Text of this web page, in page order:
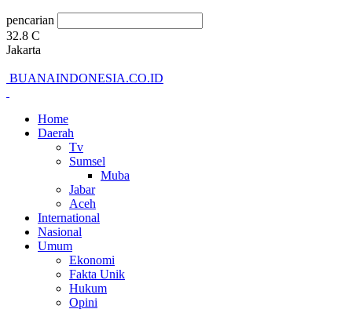
pencarian
32.8 C
Jakarta
BUANAINDONESIA.CO.ID
Home
Daerah
Tv
Sumsel
Muba
Jabar
Aceh
International
Nasional
Umum
Ekonomi
Fakta Unik
Hukum
Opini